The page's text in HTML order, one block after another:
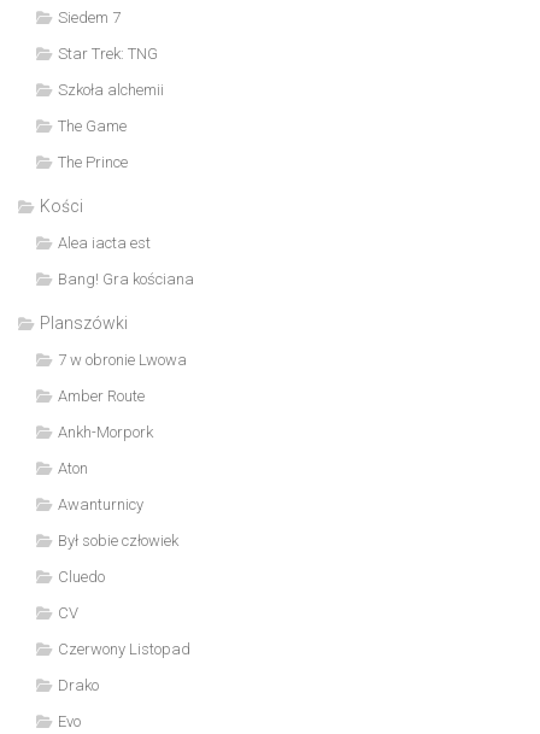
Siedem 7
Star Trek: TNG
Szkoła alchemii
The Game
The Prince
Kości
Alea iacta est
Bang! Gra kościana
Planszówki
7 w obronie Lwowa
Amber Route
Ankh-Morpork
Aton
Awanturnicy
Był sobie człowiek
Cluedo
CV
Czerwony Listopad
Drako
Evo